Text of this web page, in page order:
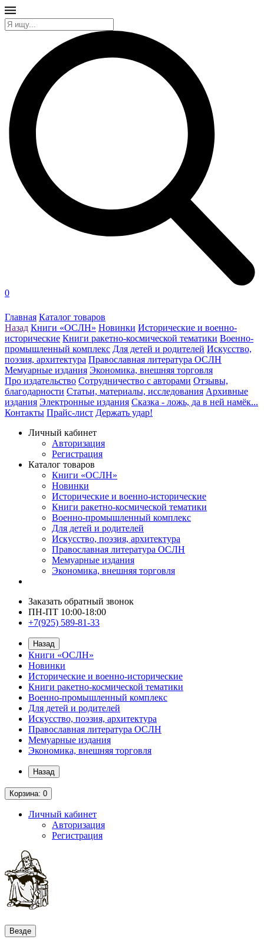
0
Главная Каталог товаров
Назад Книги «ОСЛН» Новинки Исторические и военно-
исторические Книги ракетно-космической тематики Военно-
промышленный комплекс Для детей и родителей Искусство,
поэзия, архитектура Православная литература ОСЛН
Мемуарные издания Экономика, внешняя торговля
Про издательство Сотрудничество с авторами Отзывы,
благодарности Статьи, материалы, исследования Архивные
издания Электронные издания Сказка - ложь, да в ней намёк...
Контакты Прайс-лист Держать удар!
Личный кабинет
Авторизация
Регистрация
Каталог товаров
Книги «ОСЛН»
Новинки
Исторические и военно-исторические
Книги ракетно-космической тематики
Военно-промышленный комплекс
Для детей и родителей
Искусство, поэзия, архитектура
Православная литература ОСЛН
Мемуарные издания
Экономика, внешняя торговля
Заказать обратный звонок
ПН-ПТ 10:00-18:00
+7(925) 589-81-33
Назад
Книги «ОСЛН»
Новинки
Исторические и военно-исторические
Книги ракетно-космической тематики
Военно-промышленный комплекс
Для детей и родителей
Искусство, поэзия, архитектура
Православная литература ОСЛН
Мемуарные издания
Экономика, внешняя торговля
Назад
Корзина: 0
Личный кабинет
Авторизация
Регистрация
Везде